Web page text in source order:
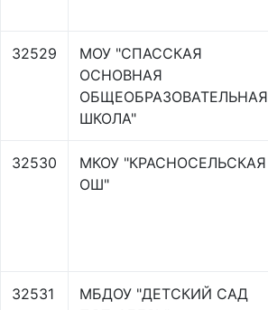
32529
МОУ "СПАССКАЯ
ОСНОВНАЯ
ОБЩЕОБРАЗОВАТЕЛЬНАЯ
ШКОЛА"
32530
МКОУ "КРАСНОСЕЛЬСКАЯ
ОШ"
32531
МБДОУ "ДЕТСКИЙ САД